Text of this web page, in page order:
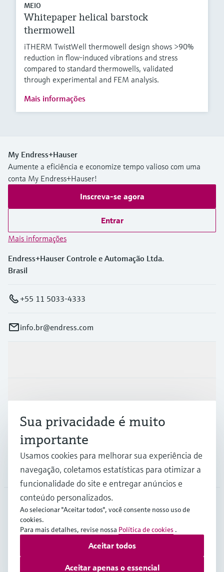
MEIO
Whitepaper helical barstock
thermowell
iTHERM TwistWell thermowell design shows >90%
reduction in flow-induced vibrations and stress
compared to standard thermowells, validated
through experimental and FEM analysis.
Mais informações
My Endress+Hauser
Aumente a eficiência e economize tempo valioso com uma
conta My Endress+Hauser!
Inscreva-se agora
Entrar
Mais informações
Endress+Hauser Controle e Automação Ltda.
Brasil
+55 11 5033-4333
info.br@endress.com
Empresa
BRA
Copyright © Endress+Hauser Group Services AG
Termos de UtilizaçãoProteção de dados
Sua privacidade é muito
importante
Usamos cookies para melhorar sua experiência de
navegação, coletamos estatísticas para otimizar a
funcionalidade do site e entregar anúncios e
conteúdo personalizados.
Ao selecionar "Aceitar todos", você consente nosso uso de
cookies.
Para mais detalhes, revise nossa Política de cookies .
Aceitar apenas o essencial
Aceitar todos